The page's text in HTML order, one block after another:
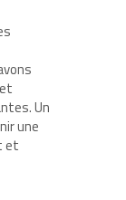
Un
une
et